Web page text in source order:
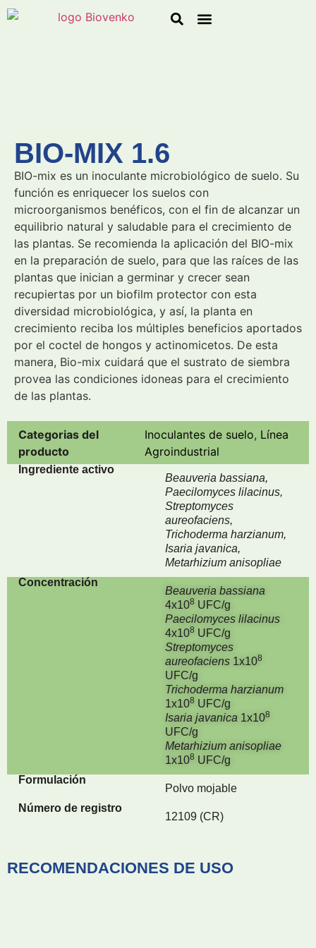
BIO-MIX 1.6
BIO-mix es un inoculante microbiológico de suelo. Su
función es enriquecer los suelos con
microorganismos benéficos, con el fin de alcanzar un
equilibrio natural y saludable para el crecimiento de
las plantas. Se recomienda la aplicación del BIO-mix
en la preparación de suelo, para que las raíces de las
plantas que inician a germinar y crecer sean
recupiertas por un biofilm protector con esta
diversidad microbiológica, y así, la planta en
crecimiento reciba los múltiples beneficios aportados
por el coctel de hongos y actinomicetos. De esta
manera, Bio-mix cuidará que el sustrato de siembra
provea las condiciones idoneas para el crecimiento
de las plantas.
Categorias del
producto
Inoculantes de suelo, Línea
Agroindustrial
Ingrediente activo
Beauveria bassiana,
Paecilomyces lilacinus,
Streptomyces
aureofaciens,
Trichoderma harzianum,
Isaria javanica,
Metarhizium anisopliae
Concentración
Beauveria bassiana
4x108 UFC/g
Paecilomyces lilacinus
4x108 UFC/g
Streptomyces
aureofaciens 1x108
UFC/g
Trichoderma harzianum
1x108 UFC/g
Isaria javanica 1x108
UFC/g
Metarhizium anisopliae
1x108 UFC/g
Formulación
Polvo mojable
Número de registro
12109 (CR)
RECOMENDACIONES DE USO